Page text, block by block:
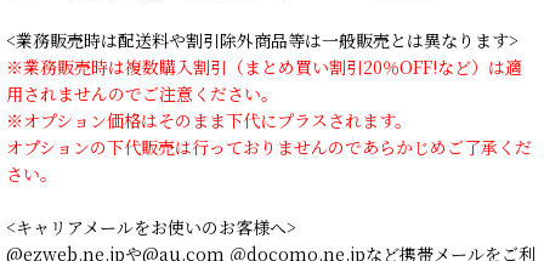
<業務販売時は配送料や割引除外商品等は一般販売とは異なります>
※業務販売時は複数購入割引（まとめ買い割引20％OFF!など）は適
用されませんのでご注意ください。
※オプション価格はそのまま下代にプラスされます。
オプションの下代販売は行っておりませんのであらかじめご了承くだ
さい。
<キャリアメールをお使いのお客様へ>
@ezweb.ne.jpや@au.com ＠docomo.ne.jpなど携帯メールをご利